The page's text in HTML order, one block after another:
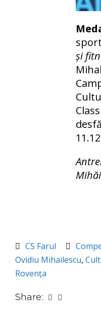
și
CS Farul
Ovidiu Mihailescu,
Rovența
Share: